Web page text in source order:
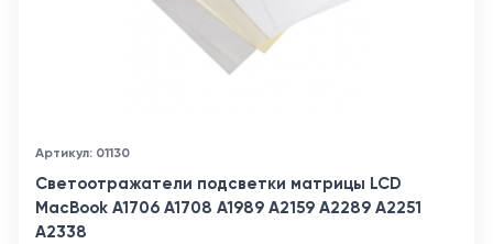
Артикул: 01130
Светоотражатели подсветки матрицы LCD
MacBook A1706 A1708 A1989 A2159 A2289 A2251
A2338